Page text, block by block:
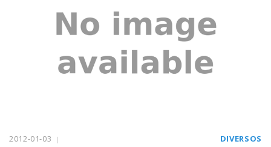
2012-01-03 DIVERSOS